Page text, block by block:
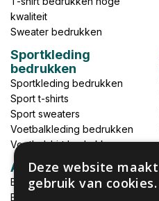
kwaliteit
Sweater bedrukken
Sportkleding
bedrukken
Sportkleding bedrukken
Sport t-shirts
Sport sweaters
Voetbalkleding bedrukken
Voetbalshirt bedrukken
Accessoires
Babykleding bedrukken
Broek bedrukken
Deze website maakt
gebruik van cookies.